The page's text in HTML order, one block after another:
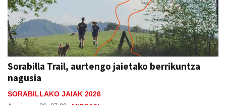
Sorabilla Trail, aurtengo jaietako berrikuntza
nagusia
SORABILLAKO JAIAK 2026
Aiurri